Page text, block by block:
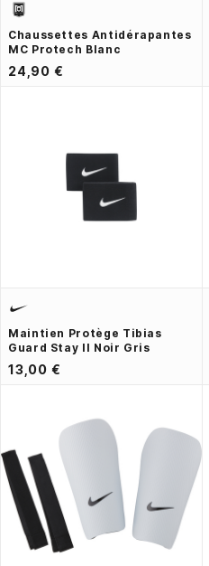
Chaussettes Antidérapantes
MC Protech Blanc
24,90 €
Maintien Protège Tibias
Guard Stay II Noir Gris
13,00 €